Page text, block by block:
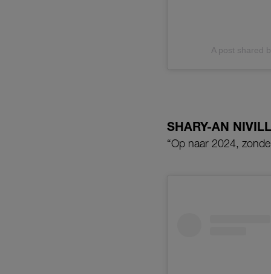
A post shared
SHARY-AN
“Op naar 2024,